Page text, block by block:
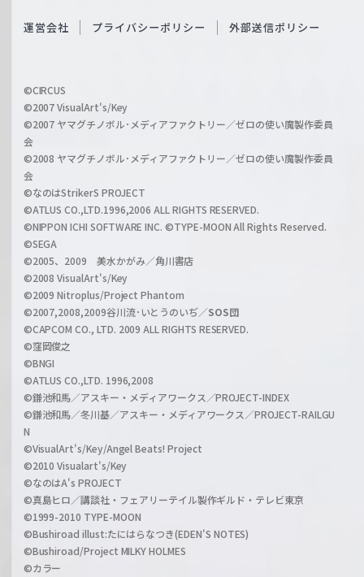
c
a
r
z
O
i
l
h
a
n
l
運営会社 プライバシーポリシー 外部送信ポリシー
©CIRCUS
©2007 VisualArt's/Key
©2007 ヤマグチノボル･メディアファクトリー／ゼロの使い魔製作委員
会
©2008 ヤマグチノボル･メディアファクトリー／ゼロの使い魔製作委員
会
©なのはStrikerS PROJECT
©ATLUS CO.,LTD.1996,2006 ALL RIGHTS RESERVED.
©NIPPON ICHI SOFTWARE INC. ©TYPE-MOON All Rights Reserved.
©SEGA
©2005、2009 美水かがみ／角川書店
©2008 VisualArt's/Key
©2009 Nitroplus/Project Phantom
©2007,2008,2009谷川流･いとうのいぢ／SOS団
©CAPCOM CO., LTD. 2009 ALL RIGHTS RESERVED.
©窪岡俊之
©BNGI
©ATLUS CO.,LTD. 1996,2008
©鎌池和馬／アスキー・メディアワークス／PROJECT-INDEX
©鎌池和馬／冬川基／アスキー・メディアワークス／PROJECT-RAILGU
N
©VisualArt's/Key/Angel Beats! Project
©2010 Visualart's/Key
©なのはA's PROJECT
©真島ヒロ／講談社・フェアリーテイル製作ギルド・テレビ東京
©1999-2010 TYPE-MOON
©Bushiroad illust:たにはらなつき(EDEN'S NOTES)
©Bushiroad/Project MILKY HOLMES
©カラー